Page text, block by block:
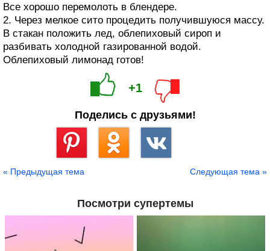
Все хорошо перемолоть в блендере.
2. Через мелкое сито процедить получившуюся массу.
В стакан положить лед, облепиховый сироп и
разбивать холодной газированной водой.
Облепиховый лимонад готов!
+1
Поделись с друзьями!
« Предыдущая тема Следующая тема »
Посмотри супертемы